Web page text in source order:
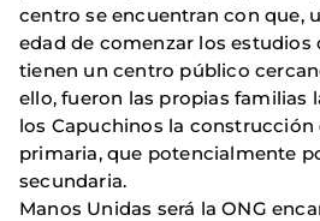
centro se encuentran con que,
edad de comenzar los estudios
tienen un centro público
ello, fueron las propias familias
los Capuchinos la construcción
primaria, que potencialmente
secundaria.
Manos Unidas será la ONG